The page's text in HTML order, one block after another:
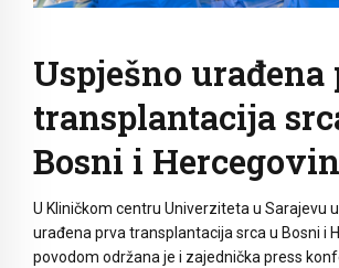
Uspješno urađena
transplantacija
Bosni i
U Kliničkom centru Univerziteta u Sarajevu
urađena prva transplantacija srca u Bosni i
povodom održana je i zajednička press